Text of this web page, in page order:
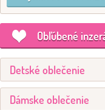
Obľúbené
Detské oblečenie
Dámske oblečenie